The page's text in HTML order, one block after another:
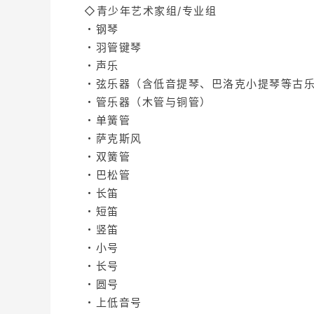
◇青少年艺术家组/专业组
・钢琴
・羽管键琴
・声乐
・弦乐器（含低音提琴、巴洛克小提琴等古
・管乐器（木管与铜管）
・单簧管
・萨克斯风
・双簧管
・巴松管
・长笛
・短笛
・竖笛
・小号
・长号
・圆号
・上低音号